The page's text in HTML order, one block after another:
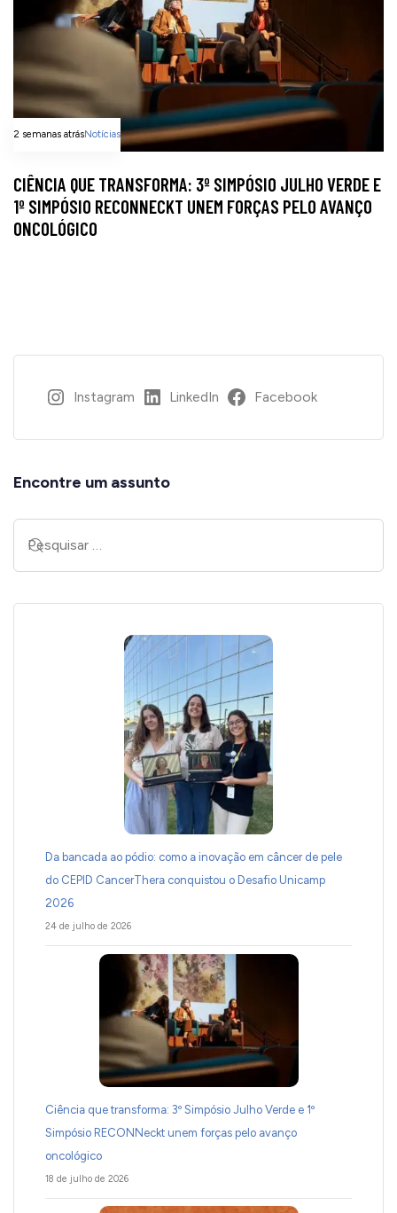
2 semanas atrásNotícias
CIÊNCIA QUE TRANSFORMA: 3º SIMPÓSIO JULHO VERDE E
1º SIMPÓSIO RECONNECKT UNEM FORÇAS PELO AVANÇO
ONCOLÓGICO
Instagram LinkedIn Facebook
Encontre um assunto
Da bancada ao pódio: como a inovação em câncer de pele
do CEPID CancerThera conquistou o Desafio Unicamp
2026
24 de julho de 2026
Ciência que transforma: 3º Simpósio Julho Verde e 1º
Simpósio RECONNeckt unem forças pelo avanço
oncológico
18 de julho de 2026